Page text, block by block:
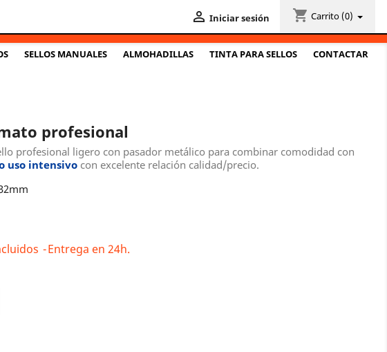
 Iniciar sesión shopping_cart Carrito (0)
SELLOS MANUALES ALMOHADILLAS TINTA PARA SELLOS CONTACTAR
profesional
profesional ligero con pasador metálico para combinar comodidad con
uso intensivo con excelente relación calidad/precio.
Entrega en 24h.